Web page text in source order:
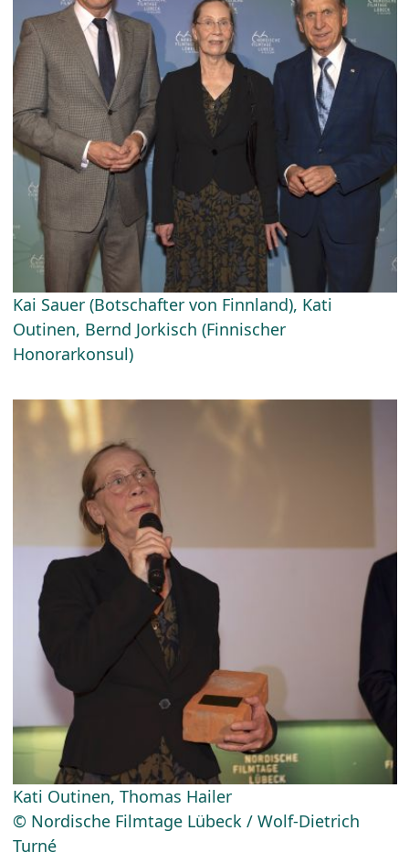
Kai Sauer (Botschafter von Finnland), Kati
Outinen, Bernd Jorkisch (Finnischer
Honorarkonsul)
Kati Outinen, Thomas Hailer
© Nordische Filmtage Lübeck / Wolf-Dietrich
Turné